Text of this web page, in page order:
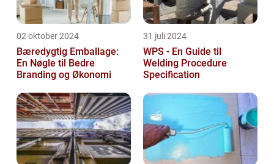
02 oktober 2024
Bæredygtig Emballage:
En Nøgle til Bedre
Branding og Økonomi
31 juli 2024
WPS - En Guide til
Welding Procedure
Specification